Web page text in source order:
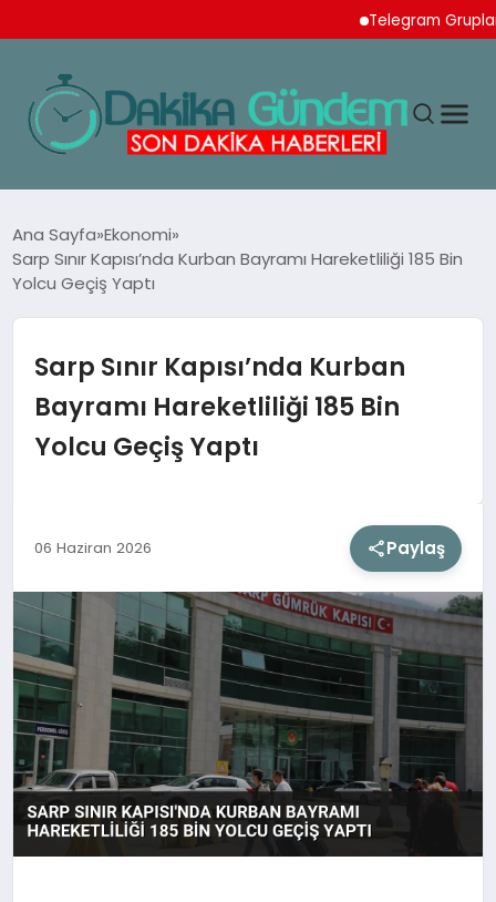
Telegram Grupları
TEKNOLOJI
SPOR
YAŞAM
SIYASET
SAĞLIK
DÜNYA
EĞITIM
Ana Sayfa Ekonomi
Sarp Sınır Kapısı’nda Kurban Bayramı Hareketliliği 185 Bin
Yolcu Geçiş Yaptı
Sarp Sınır Kapısı’nda Kurban
Bayramı Hareketliliği 185 Bin
Yolcu Geçiş Yaptı
06 Haziran 2026 Paylaş